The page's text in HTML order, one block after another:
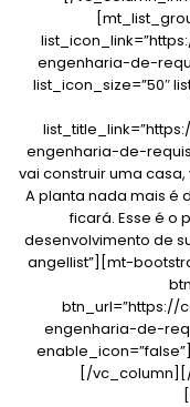
engenharia-de-
list_icon_size=”50″
engenharia-de-
vai construir uma
A planta nada mais é
ficará. Esse é o
desenvolvimento de
angellist”][mt-
btn_url=”https://
engenharia-de-
[/